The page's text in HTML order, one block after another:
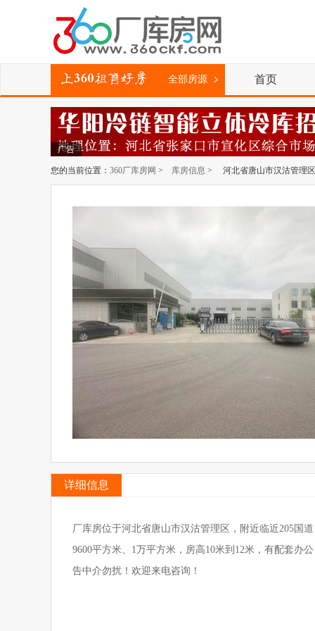
全部房源 首页
广告
您的当前位置： 360厂库房网 > 库房信息 > 河北省唐山市汉沽管理
详细信息
厂库房位于河北省唐山市汉沽管理区，附近临近205国
9600平方米、1万平方米，房高10米到12米，有配套办
告中介勿扰！欢迎来电咨询！